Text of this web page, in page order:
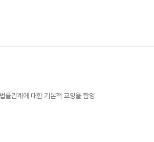
률관계에 대한 기본적 교양을 함양